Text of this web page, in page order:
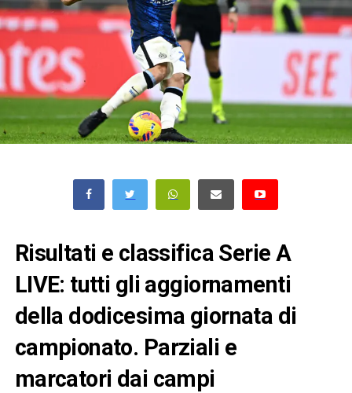
Risultati e classifica Serie A
LIVE: tutti gli aggiornamenti
della dodicesima giornata di
campionato. Parziali e
marcatori dai campi